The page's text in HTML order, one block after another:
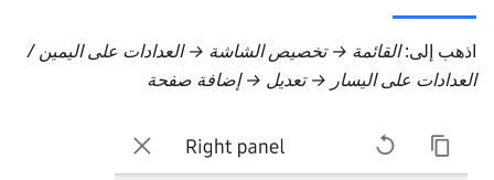
اذهب إلى:القائمة → تخصيص الشاشة → العدادات على اليمين/
العدادات على اليسار → تعديل → إضافة صفحة